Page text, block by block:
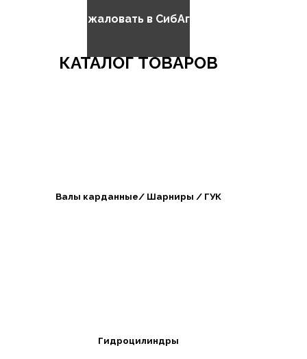
Добро пожаловать в СибАгроБизнес
КАТАЛОГ ТОВАРОВ
Валы карданные/ Шарниры / ГУК
Гидроцилиндры